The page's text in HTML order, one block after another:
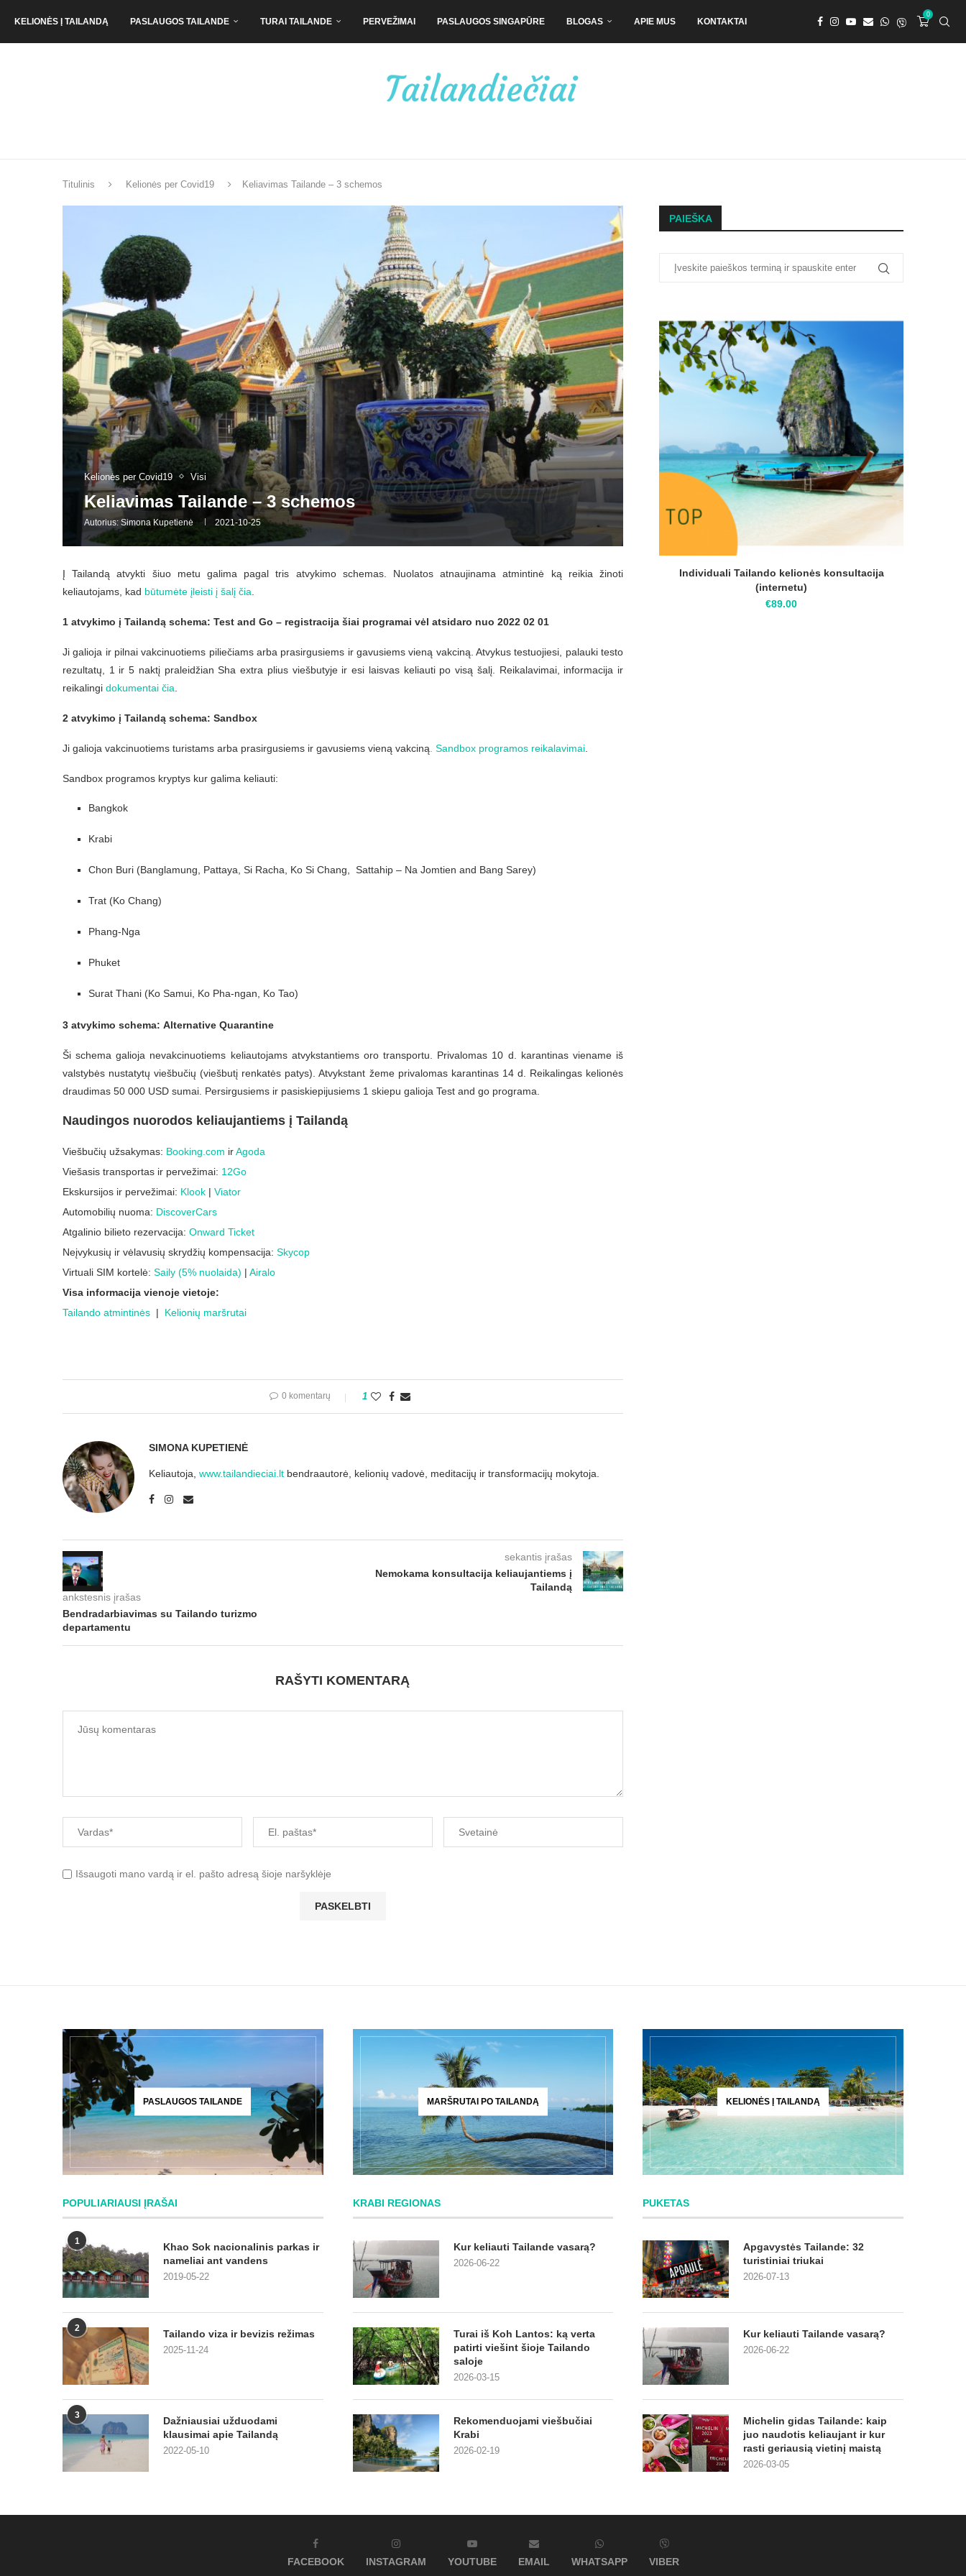
KELIONĖS Į TAILANDĄ PASLAUGOS TAILANDE TURAI TAILANDE PERVEŽIMAI PASLAUGOS SINGAPŪRE BLOGAS APIE MUS KONTAKTAI
0
Titulinis Kelionės per Covid19 Keliavimas Tailande – 3 schemos
Kelionės per Covid19 Visi
Keliavimas Tailande – 3 schemos
Autorius: Simona Kupetienė 2021-10-25
Į Tailandą atvykti šiuo metu galima pagal tris atvykimo schemas. Nuolatos atnaujinama atmintinė ką reikia žinoti
keliautojams, kad būtumėte įleisti į šalį čia
1 atvykimo į Tailandą schema: Test and Go – registracija šiai programai vėl atsidaro nuo 2022 02 01
Ji galioja ir pilnai vakcinuotiems piliečiams arba prasirgusiems ir gavusiems vieną vakciną. Atvykus testuojiesi, palauki testo
rezultatų, 1 ir 5 naktį praleidžian Sha extra plius viešbutyje ir esi laisvas keliauti po visą šalį. Reikalavimai, informacija ir
reikalingi dokumentai čia
2 atvykimo į Tailandą schema: Sandbox
Ji galioja vakcinuotiems turistams arba prasirgusiems ir gavusiems vieną vakciną Sandbox programos reikalavimai
Sandbox programos kryptys kur galima keliauti:
Bangkok
Krabi
Chon Buri (Banglamung, Pattaya, Si Racha, Ko Si Chang, Sattahip – Na Jomtien and Bang Sarey)
Trat (Ko Chang)
Phang-Nga
Phuket
Surat Thani (Ko Samui, Ko Pha-ngan, Ko Tao)
3 atvykimo schema: Alternative Quarantine
Ši schema galioja nevakcinuotiems keliautojams atvykstantiems oro transportu. Privalomas 10 d. karantinas viename iš
valstybės nustatytų viešbučių (viešbutį renkatės patys). Atvykstant žeme privalomas karantinas 14 d. Reikalingas kelionės
draudimas 50 000 USD sumai. Persirgusiems ir pasiskiepijusiems 1 skiepu galioja Test and go programa.
Naudingos nuorodos keliaujantiems į Tailandą
Viešbučių užsakymas: Booking.com irAgoda
Viešasis transportas ir pervežimai: 12Go
Ekskursijos ir pervežimai: Klook | Viator
Automobilių nuoma: DiscoverCars
Atgalinio bilieto rezervacija: Onward Ticket
Neįvykusių ir vėlavusių skrydžių kompensacija: Skycop
Virtuali SIM kortelė: Saily (5% nuolaida) | Airalo
Visa informacija vienoje vietoje:
Tailando atmintinės | Kelionių maršrutai
0 komentarų 1
SIMONA KUPETIENĖ
Keliautoja, www.tailandieciai.lt bendraautorė, kelionių vadovė, meditacijų ir transformacijų mokytoja.
ankstesnis įrašas
Bendradarbiavimas su Tailando turizmo
departamentu
sekantis įrašas
Nemokama konsultacija keliaujantiems į
Tailandą
RAŠYTI KOMENTARĄ
Išsaugoti mano vardą ir el. pašto adresą šioje naršyklėje
PAIEŠKA
Individuali Tailando kelionės konsultacija
(internetu)
€89.00
PASLAUGOS TAILANDE
POPULIARIAUSI ĮRAŠAI
1
Khao Sok nacionalinis parkas ir
nameliai ant vandens
2019-05-22
2 Tailando viza ir bevizis režimas
2025-11-24
3
Dažniausiai užduodami
klausimai apie Tailandą
2022-05-10
MARŠRUTAI PO TAILANDĄ
KRABI REGIONAS
Kur keliauti Tailande vasarą?
2026-06-22
Turai iš Koh Lantos: ką verta
patirti viešint šioje Tailando
saloje
2026-03-15
Rekomenduojami viešbučiai
Krabi
2026-02-19
KELIONĖS Į TAILANDĄ
PUKETAS
Apgavystės Tailande: 32
turistiniai triukai
2026-07-13
Kur keliauti Tailande vasarą?
2026-06-22
Michelin gidas Tailande: kaip
juo naudotis keliaujant ir kur
rasti geriausią vietinį maistą
2026-03-05
FACEBOOK INSTAGRAM YOUTUBE EMAIL WHATSAPP VIBER